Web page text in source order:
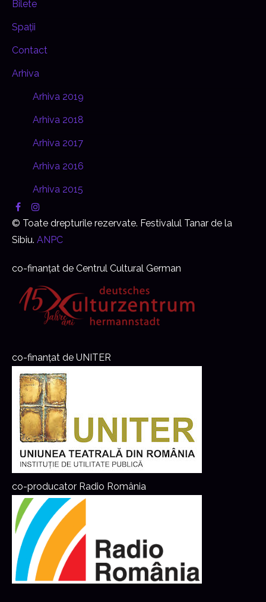
Bilete
Spații
Contact
Arhiva
Arhiva 2019
Arhiva 2018
Arhiva 2017
Arhiva 2016
Arhiva 2015
© Toate drepturile rezervate. Festivalul Tanar de la
Sibiu. ANPC
co-finanțat de Centrul Cultural German
co-finanțat de UNITER
co-producator Radio România